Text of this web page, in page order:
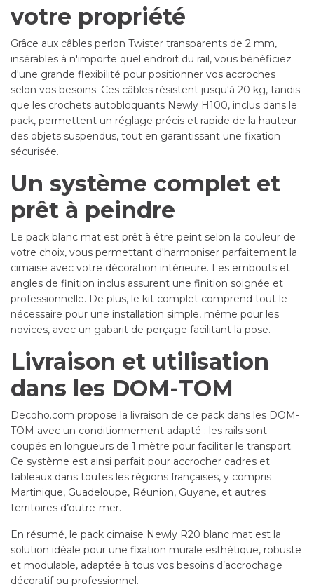
votre propriété
Grâce aux câbles perlon Twister transparents de 2 mm,
insérables à n'importe quel endroit du rail, vous bénéficiez
d'une grande flexibilité pour positionner vos accroches
selon vos besoins. Ces câbles résistent jusqu'à 20 kg, tandis
que les crochets autobloquants Newly H100, inclus dans le
pack, permettent un réglage précis et rapide de la hauteur
des objets suspendus, tout en garantissant une fixation
sécurisée.
Un système complet et
prêt à peindre
Le pack blanc mat est prêt à être peint selon la couleur de
votre choix, vous permettant d'harmoniser parfaitement la
cimaise avec votre décoration intérieure. Les embouts et
angles de finition inclus assurent une finition soignée et
professionnelle. De plus, le kit complet comprend tout le
nécessaire pour une installation simple, même pour les
novices, avec un gabarit de perçage facilitant la pose.
Livraison et utilisation
dans les DOM-TOM
Decoho.com propose la livraison de ce pack dans les DOM-
TOM avec un conditionnement adapté : les rails sont
coupés en longueurs de 1 mètre pour faciliter le transport.
Ce système est ainsi parfait pour accrocher cadres et
tableaux dans toutes les régions françaises, y compris
Martinique, Guadeloupe, Réunion, Guyane, et autres
territoires d’outre-mer.
En résumé, le pack cimaise Newly R20 blanc mat est la
solution idéale pour une fixation murale esthétique, robuste
et modulable, adaptée à tous vos besoins d’accrochage
décoratif ou professionnel.